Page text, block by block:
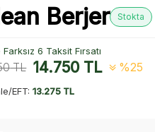
Berjer Stokta
6 Taksit Fırsatı
TL 14.750TL %25
EFT:13.275 TL